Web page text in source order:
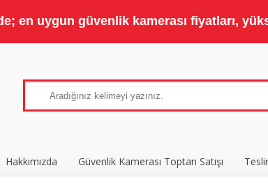
en uygun güvenlik kamerası fiyatları,
Hakkımızda Güvenlik Kamerası Toptan Satışı